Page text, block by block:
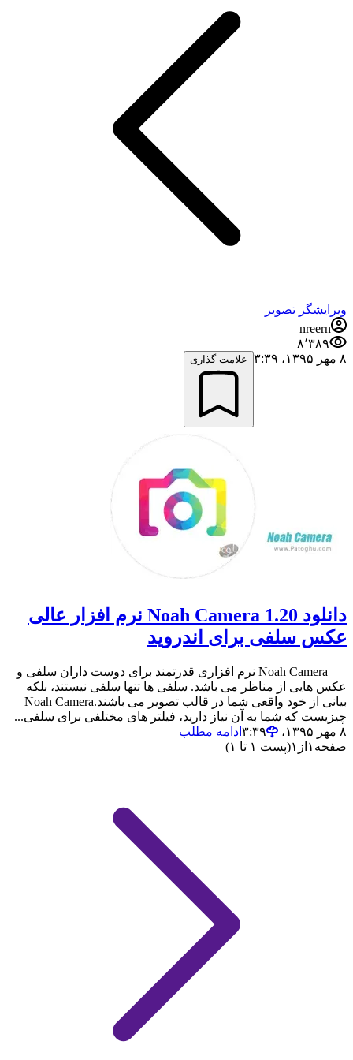
ویرایشگر تصویر
nreern
۸٬۳۸۹
۸ مهر ۱۳۹۵،‏ ۳:۳۹
علامت گذاری
دانلود 1.20 Noah Camera نرم افزار عالی
عکس سلفی برای اندروید
Noah Camera نرم افزاری قدرتمند برای دوست داران سلفی و
عکس هایی از مناظر می باشد. سلفی ها تنها سلفی نیستند، بلکه
چیزیست که شما به آن نیاز دارید، فیلتر های مختلفی برای سلفی...
۸ مهر ۱۳۹۵،‏ ۳:۳۹
ادامه مطلب
صفحه ۱ از ۱(پست ۱ تا ۱)